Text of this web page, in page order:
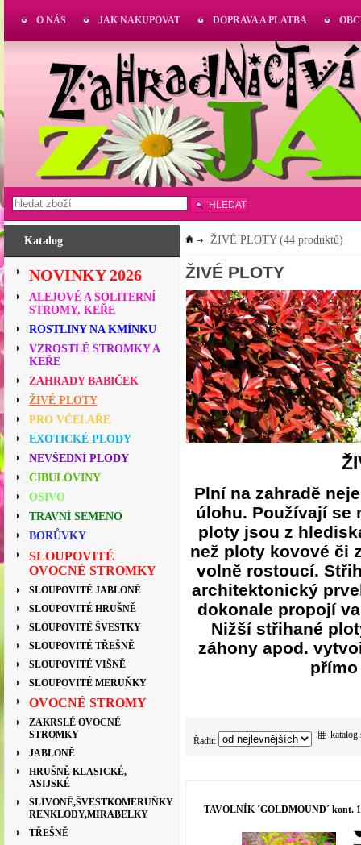
Katalog
NOVINKY 2026
ALEJOVÉ A SOLITERNÍ
STROMY, KEŘE
ROSTLINY NA KMÍNKU
VZROSTLÉ STROMKY A
KEŘE
ZAHRADY BABIČEK
ŽIVÉ PLOTY
PRO VČELAŘE
EXOTICKÉ PLODY
NEVŠEDNÍ PLODY
CIBULOVINY
OSIVO
TRAVNÍ SEMENO
BORŮVKY
SLOUPOVITÉ
OVOCNÉ STROMKY
SLOUPOVITÉ JABLONĚ
SLOUPOVITÉ HRUŠNĚ
SLOUPOVITÉ ŠVESTKY
SLOUPOVITÉ TŘEŠNĚ
SLOUPOVITÉ VIŠNĚ
SLOUPOVITÉ MERUŇKY
OVOCNÉ STROMY
ZAKRSLÉ OVOCNÉ
STROMKY
JABLONĚ
HRUŠNĚ KLASICKÉ,
ASIJSKÉ
SLIVONĚ,ŠVESTKOMERUŇKY
RENKLODY,MIRABELKY
TŘEŠNĚ
ŽIVÉ PLOTY(44 produktů)
ŽIVÉ PLOTY
Plní na zahradě
úlohu. Používají se
ploty jsou z
než ploty kovové či
volně rostoucí.
architektonický
dokonale propojí
Nižší střihané
záhony apod.
Řadit:
katalog
TAVOLNÍK ´GOLDMOUND´ kont.
O NÁS JAK NAKUPOVAT DOPRAVA A PLATBA
HLEDAT